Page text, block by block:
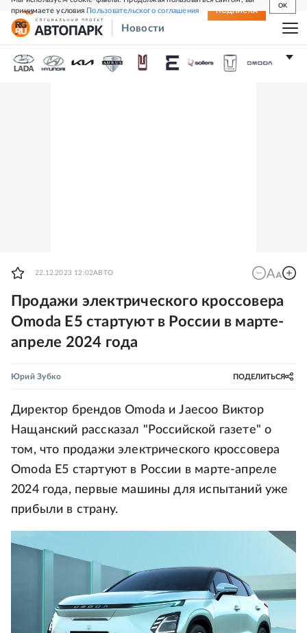
принимаете условияПользовательского соглашения
OK
СВЕЖИЙ НОМЕР ПОДПИСКА
Новости
22.12.2023 12:02АВТО
Продажи электрического кроссовера
Omoda Е5 стартуют в России в марте-
апреле 2024 года
Юрий Зубко ПОДЕЛИТЬСЯ
Директор брендов Omoda и Jaecoo Виктор
Нащанский рассказал "Российской газете" о
том, что продажи электрического кроссовера
Omoda E5 стартуют в России в марте-апреле
2024 года, первые машины для испытаний уже
прибыли в страну.